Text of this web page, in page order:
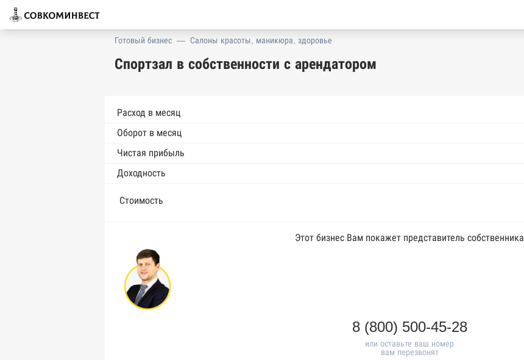
Готовый бизнес — Салоны красоты, маникюра, здоровье
Спортзал в собственности с арендатором
Расход в месяц
Оборот в месяц
Чистая прибыль
Доходность
Стоимость
Этот бизнес Вам покажет представитель собственника
8 (800) 500-45-28
или оставьте ваш номер
вам перезвонят